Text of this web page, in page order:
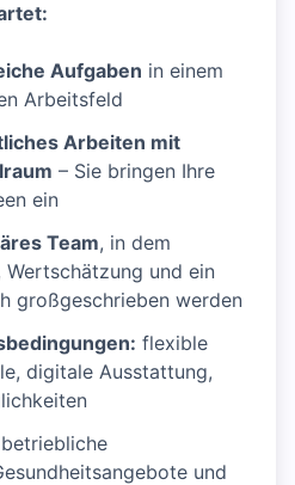
Aufgaben in einem
Arbeitsfeld
Arbeiten mit
– Sie bringen Ihre
ein
Team, in dem
Wertschätzung und ein
großgeschrieben werden
flexible
digitale Ausstattung,
und